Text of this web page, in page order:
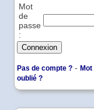
Mot
de
passe
:
Pas de compte ? -
oublié ?